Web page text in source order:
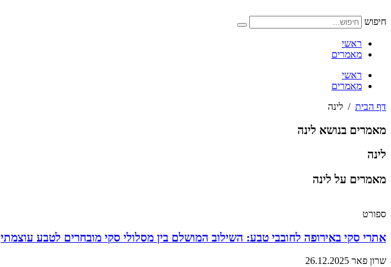
לתוכן
חיפוש
ראשי
מאמרים
ראשי
מאמרים
דף הבית / לינה
מאמרים בנושא לינה
לינה
מאמרים על לינה
ספורט
אתרי סקי באירופה לחובבי טבע: השילוב המושלם בין מסלולי סקי מובחרים לטבע עוצמתי
שרון פאר 26.12.2025